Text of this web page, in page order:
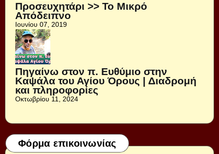
Προσευχητάρι >> Το Μικρό
Απόδειπνο
Ιουνίου 07, 2019
Πηγαίνω στον π. Ευθύμιο στην
Καψάλα του Αγίου Όρους | Διαδρομή
και πληροφορίες
Οκτωβρίου 11, 2024
Φόρμα επικοινωνίας